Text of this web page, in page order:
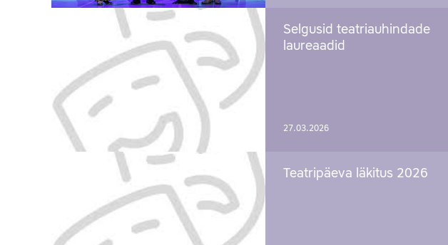
Selgusid teatriauhindade
laureaadid
27.03.2026
Teatripäeva läkitus 2026